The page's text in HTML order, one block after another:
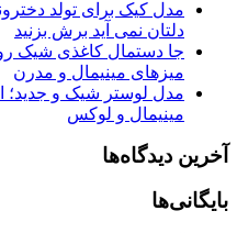
مدل کیک برای تولد
دلتان نمی آید برش بزنید
جا دستمال کاغذی شیک
میزهای مینیمال و مدرن
مدل لوستر شیک و جدید؛
مینیمال و لوکس
آخرین دیدگاه‌ها
بایگانی‌ها